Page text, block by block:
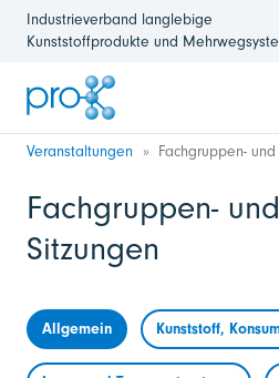
Industrieverband langlebige
Kunststoffprodukte und
Veranstaltungen Fachgruppen-
Fachgruppen-
Sitzungen
Allgemein Kunststoff,